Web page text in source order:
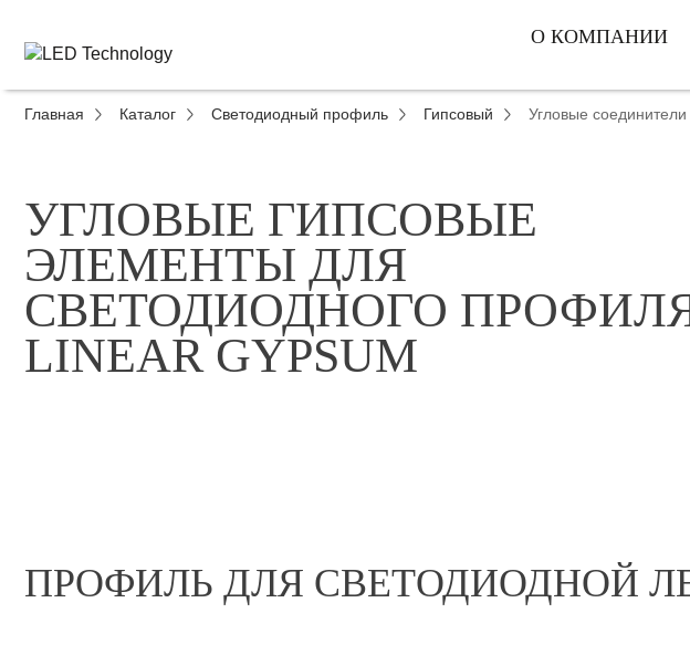
О КОМПАНИИ
Главная Каталог Светодиодный профиль Гипсовый Угловые соединители
УГЛОВЫЕ ГИПСОВЫЕ
ЭЛЕМЕНТЫ ДЛЯ
СВЕТОДИОДНОГО
LINEAR GYPSUM
ПРОФИЛЬ ДЛЯ СВЕТОДИОДНОЙ